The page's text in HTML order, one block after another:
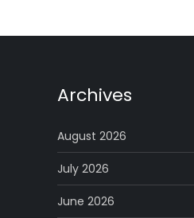
Archives
August 2026
July 2026
June 2026